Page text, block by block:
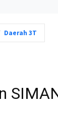
Daerah 3T